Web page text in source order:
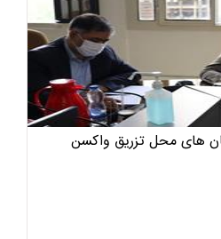
های محل تزریق واکسن